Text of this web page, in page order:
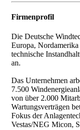
Firmenprofil
Die Deutsche
Europa,
technische
an.
Das Unternehmen
7.500
von über 2.000
Wartungsverträgen
Fokus der
Vestas/NEG Micon,